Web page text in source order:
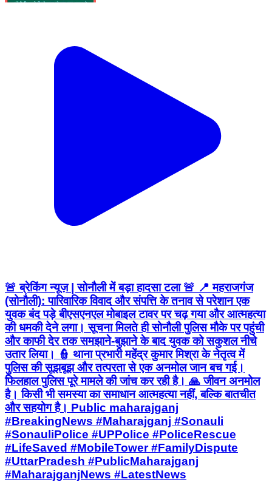
🚨 ब्रेकिंग न्यूज़ | सोनौली में बड़ा हादसा टला 🚨 📍 महराजगंज
(सोनौली): पारिवारिक विवाद और संपत्ति के तनाव से परेशान एक
युवक बंद पड़े बीएसएनएल मोबाइल टावर पर चढ़ गया और आत्महत्या
की धमकी देने लगा। सूचना मिलते ही सोनौली पुलिस मौके पर पहुंची
और काफी देर तक समझाने-बुझाने के बाद युवक को सकुशल नीचे
उतार लिया। 👮 थाना प्रभारी महेंद्र कुमार मिश्रा के नेतृत्व में
पुलिस की सूझबूझ और तत्परता से एक अनमोल जान बच गई।
फिलहाल पुलिस पूरे मामले की जांच कर रही है। 🙏 जीवन अनमोल
है। किसी भी समस्या का समाधान आत्महत्या नहीं, बल्कि बातचीत
और सहयोग है। Public maharajganj
#BreakingNews #Maharajganj #Sonauli
#SonauliPolice #UPPolice #PoliceRescue
#LifeSaved #MobileTower #FamilyDispute
#UttarPradesh #PublicMaharajganj
#MaharajganjNews #LatestNews